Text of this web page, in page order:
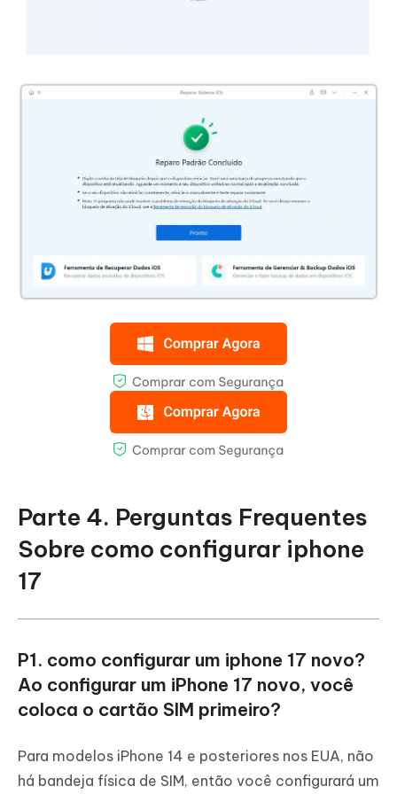
Parte 4. Perguntas Frequentes
Sobre como configurar iphone
17
P1. como configurar um iphone 17 novo?
Ao configurar um iPhone 17 novo, você
coloca o cartão SIM primeiro?
Para modelos iPhone 14 e posteriores nos EUA, não
há bandeja física de SIM, então você configurará um